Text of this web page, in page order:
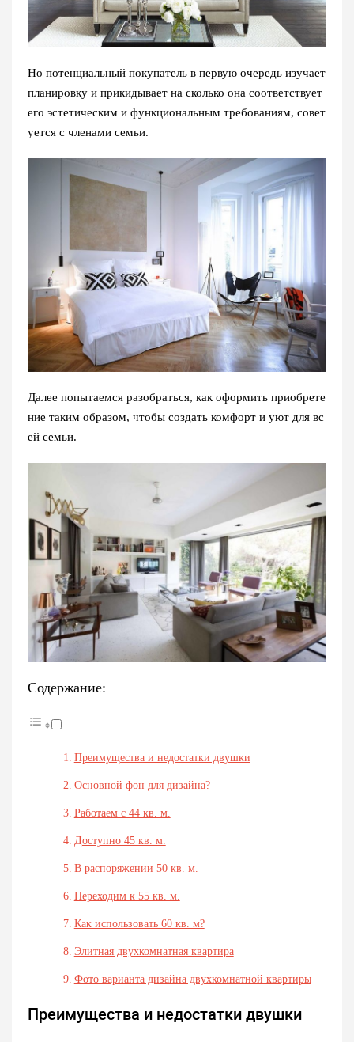
Но потенциальный покупатель в первую очередь изучает
планировку и прикидывает на сколько она соответствует
его эстетическим и функциональным требованиям, совет
уется с членами семьи.
Далее попытаемся разобраться, как оформить приобрете
ние таким образом, чтобы создать комфорт и уют для вс
ей семьи.
Содержание:
Преимущества и недостатки двушки
Основной фон для дизайна?
Работаем с 44 кв. м.
Доступно 45 кв. м.
В распоряжении 50 кв. м.
Переходим к 55 кв. м.
Как использовать 60 кв. м?
Элитная двухкомнатная квартира
Фото варианта дизайна двухкомнатной квартиры
Преимущества и недостатки двушки